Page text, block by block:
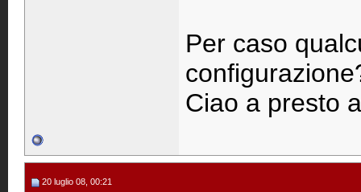
Per caso
Ciao a presto
20 luglio 08, 00:21